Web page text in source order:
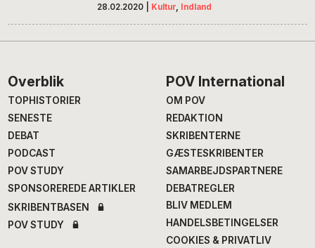
28.02.2020 Kultur, Indland
Footer
Overblik
TOPHISTORIER
SENESTE
DEBAT
PODCAST
POV STUDY
SPONSOREREDE ARTIKLER
SKRIBENTBASEN
POV STUDY
POV International
OM POV
REDAKTION
SKRIBENTERNE
GÆSTESKRIBENTER
SAMARBEJDSPARTNERE
DEBATREGLER
BLIV MEDLEM
HANDELSBETINGELSER
COOKIES & PRIVATLIV